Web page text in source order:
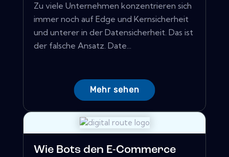
Zu viele Unternehmen konzentrieren sich
immer noch auf Edge und Kernsicherheit
und unterer in der Datensicherheit. Das ist
der falsche Ansatz. Date...
Mehr sehen
Wie Bots den E-Commerce